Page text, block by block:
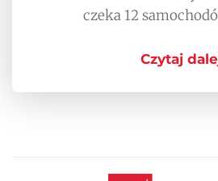
czeka 12
Czytaj